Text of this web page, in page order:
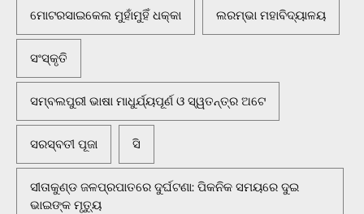
ମୋଟରସାଇକେଲ ମୁହାଁମୁହିଁ ଧକ୍କା ଲରମ୍ଭା ମହାବିଦ୍ୟାଳୟ
ସଂସ୍କୃତି
ସମ୍ବଲପୁରୀ ଭାଷା ମାଧୁର୍ଯ୍ୟପୂର୍ଣ ଓ ସ୍ୱତନ୍ତ୍ର ଅଟେ
ସରସ୍ବତୀ ପୂଜା ସି
ସୀତାକୁଣ୍ଡ ଜଳପ୍ରପାତରେ ଦୁର୍ଘଟଣା: ପିକନିକ ସମୟରେ ଦୁଇ
ଭାଇଙ୍କ ମୃତ୍ୟୁ